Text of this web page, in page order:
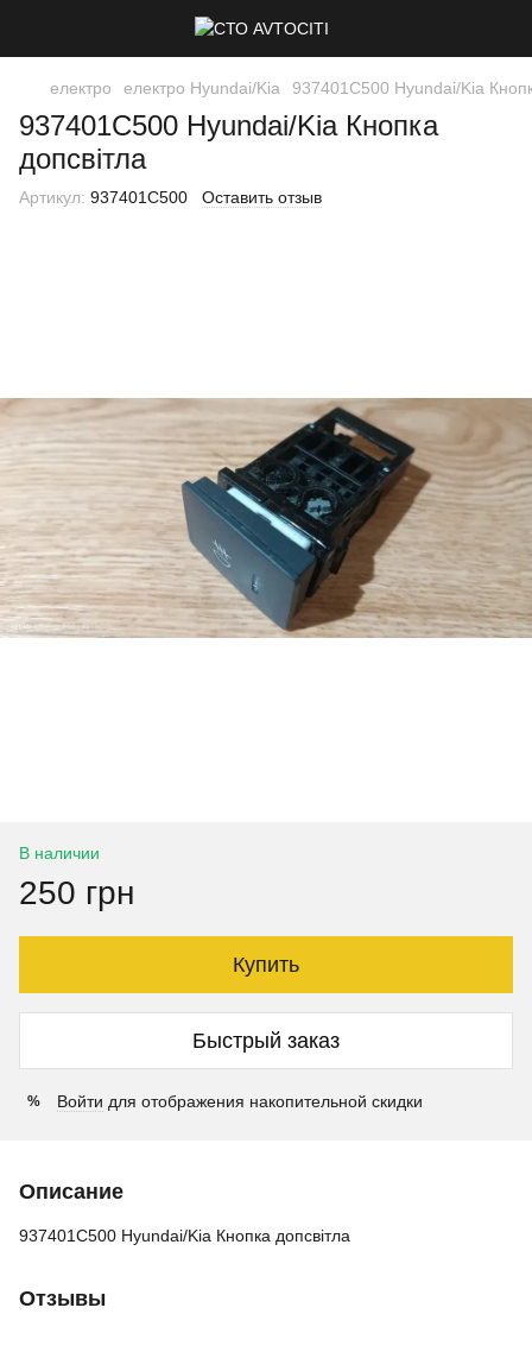
електро електро Hyundai/Kia 937401C500 Hyundai/Kia
937401C500 Hyundai/Kia Кнопка
допсвітла
Артикул: 937401C500 Оставить отзыв
В наличии
250 грн
Купить
Быстрый заказ
% Войти для отображения накопительной скидки
Описание
937401C500 Hyundai/Kia Кнопка допсвітла
Отзывы